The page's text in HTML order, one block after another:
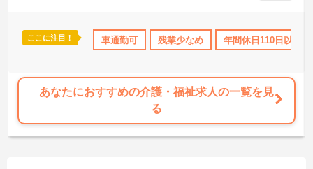
研修制度あり 産休･育休･介護休暇取得実績あり ボーナス・
ここに注目！ 車通勤可 残業少なめ 年間休日110日以上
あなたにおすすめの介護・福祉求人の一覧を見
る